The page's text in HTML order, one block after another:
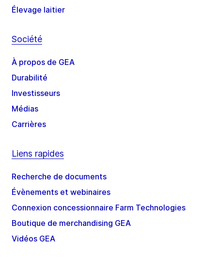
Élevage laitier
Société
À propos de GEA
Durabilité
Investisseurs
Médias
Carrières
Liens rapides
Recherche de documents
Évènements et webinaires
Connexion concessionnaire Farm Technologies
Boutique de merchandising GEA
Vidéos GEA